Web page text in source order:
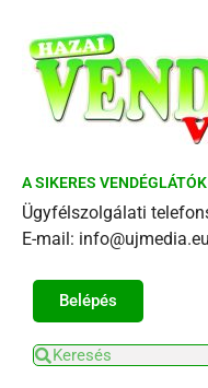
A SIKERES
Ügyfélszolgálati
E-mail:
Belépés